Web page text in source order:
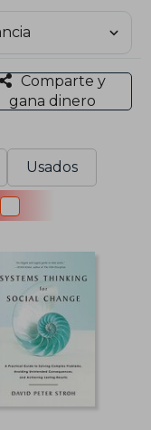
Comparte y
gana dinero
Usados